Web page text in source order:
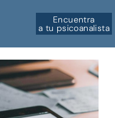
Encuentra
a tu psicoanalista